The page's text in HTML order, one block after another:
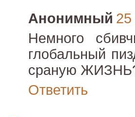
Анонимный 25
Немного
глобальный
сраную
Ответить